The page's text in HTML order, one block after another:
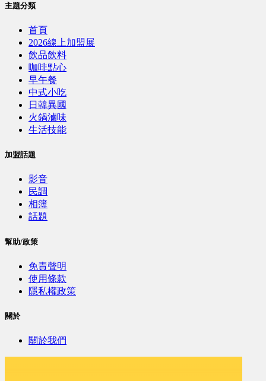
主題分類
首頁
2026線上加盟展
飲品飲料
咖啡點心
早午餐
中式小吃
日韓異國
火鍋滷味
生活技能
加盟話題
影音
民調
相簿
話題
幫助/政策
免責聲明
使用條款
隱私權政策
關於
關於我們